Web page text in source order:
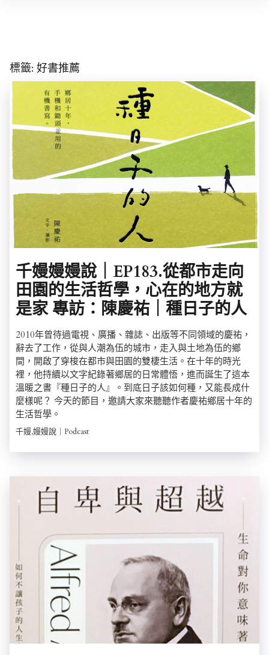
標籤: 好書推薦
千嫚嫚嫚說｜EP183.從都市走向
田園的生活哲學，心在的地方就
是家 專訪：陳慶祐｜種日子的人
2010年曾待過電視、廣播、雜誌、出版等不同領域的慶祐，
辭去了工作，從與人潮為伍的城市，走入與土地為伍的鄉
間，開啟了穿梭在都市與田園的雙棲生活。在十年的時光
裡，他持續以文字紀錄著鄉居的日常體悟，進而誕生了這本
溫暖之書『種日子的人』。到底日子該如何種，又能長成什
麼樣呢？ 今天的節目，邀請大家來聽聽作者慶祐鄉居十年的
生活哲學。
千嫚,嫚嫚說｜Podcast